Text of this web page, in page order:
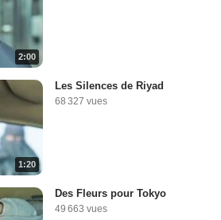
2:00
1:20
Les Silences de Riyad
68 327 vues
Des Fleurs pour Tokyo
49 663 vues